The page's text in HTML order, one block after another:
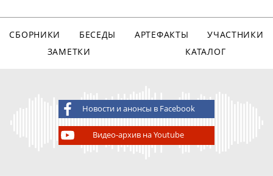
СБОРНИКИ БЕСЕДЫ АРТЕФАКТЫ
УЧАСТНИКИ
ЗАМЕТКИ
КАТАЛОГ
Новости и анонсы в Facebook
Видео-архив на Youtube